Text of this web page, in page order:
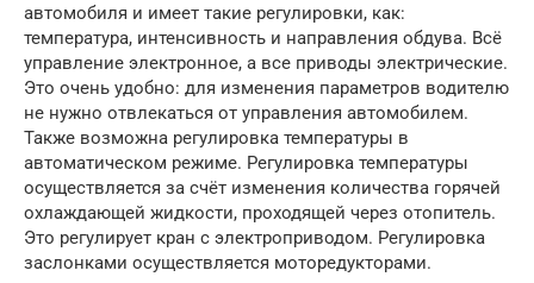
автомобиля и имеет такие регулировки, как:
температура, интенсивность и направления обдува. Всё
управление электронное, а все приводы электрические.
Это очень удобно: для изменения параметров водителю
не нужно отвлекаться от управления автомобилем.
Также возможна регулировка температуры в
автоматическом режиме. Регулировка температуры
осуществляется за счёт изменения количества горячей
охлаждающей жидкости, проходящей через отопитель.
Это регулирует кран с электроприводом. Регулировка
заслонками осуществляется моторедукторами.